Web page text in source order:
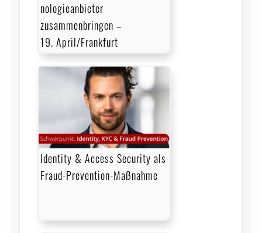
nologie­an­bieter
zusammenbringen –
19. April/Frankfurt
Identity & Access Security als
Fraud-Prevention-Maßnahme